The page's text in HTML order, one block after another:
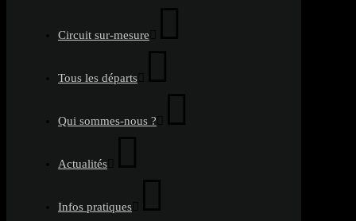
Circuit sur-mesure
Tous les départs
Qui sommes-nous ?
Actualités
Infos pratiques